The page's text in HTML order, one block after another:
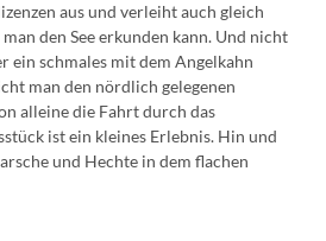
aus und verleiht auch gleich
den See erkunden kann. Und nicht
ein schmales mit dem Angelkahn
man den nördlich gelegenen
alleine die Fahrt durch das
ist ein kleines Erlebnis. Hin und
und Hechte in dem flachen